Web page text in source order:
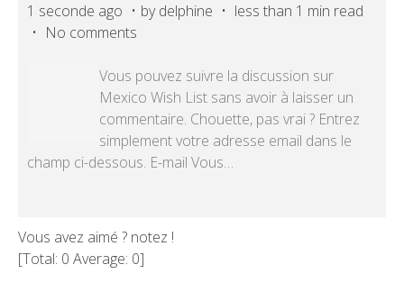
1 seconde ago
bydelphine
less than 1 min read
No comments
Vous pouvez suivre la discussion sur
Mexico Wish List sans avoir à laisser un
commentaire. Chouette, pas vrai ? Entrez
simplement votre adresse email dans le
champ ci-dessous. E-mail Vous…
Vous avez aimé ? notez !
[Total: 0 Average: 0]